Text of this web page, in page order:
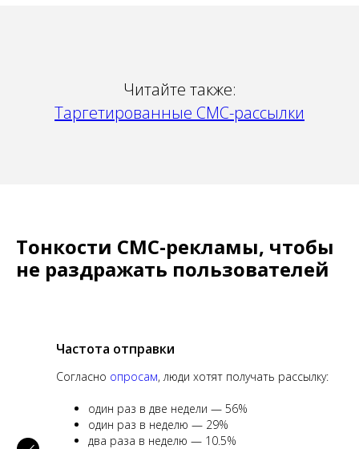
Читайте также:
Таргетированные СМС-рассылки
Тонкости СМС-рекламы, чтобы
не раздражать пользователей
Частота отправки
Согласно опросам, люди хотят получать рассылку:
один раз в две недели — 56%
один раз в неделю — 29%
два раза в неделю — 10.5%